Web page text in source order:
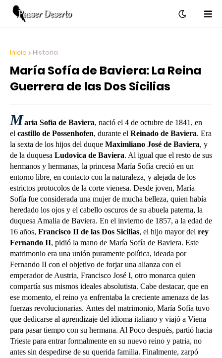
Inicio Historia
María Sofía de Baviera: La Reina
Guerrera de las Dos Sicilias
María Sofía de Baviera, nació el 4 de octubre de 1841, en
el castillo de Possenhofen, durante el Reinado de Baviera. Era
la sexta de los hijos del duque Maximliano José de Baviera, y
de la duquesa Ludovica de Baviera. Al igual que el resto de sus
hermanos y hermanas, la princesa María Sofía creció en un
entorno libre, en contacto con la naturaleza, y alejada de los
estrictos protocolos de la corte vienesa. Desde joven, María
Sofía fue considerada una mujer de mucha belleza, quien había
heredado los ojos y el cabello oscuros de su abuela paterna, la
duquesa Amalia de Baviera. En el invierno de 1857, a la edad de
16 años, Francisco II de las Dos Sicilias, el hijo mayor del rey
Fernando II, pidió la mano de María Sofía de Baviera. Este
matrimonio era una unión puramente política, ideada por
Fernando II con el objetivo de forjar una alianza con el
emperador de Austria, Francisco José I, otro monarca quien
compartía sus mismos ideales absolutista. Cabe destacar, que en
ese momento, el reino ya enfrentaba la creciente amenaza de las
fuerzas revolucionarias. Antes del matrimonio, María Sofía tuvo
que dedicarse al aprendizaje del idioma italiano y viajó a Viena
para pasar tiempo con su hermana. Al Poco después, partió hacia
Trieste para entrar formalmente en su nuevo reino y patria, no
antes sin despedirse de su querida familia. Finalmente, zarpó